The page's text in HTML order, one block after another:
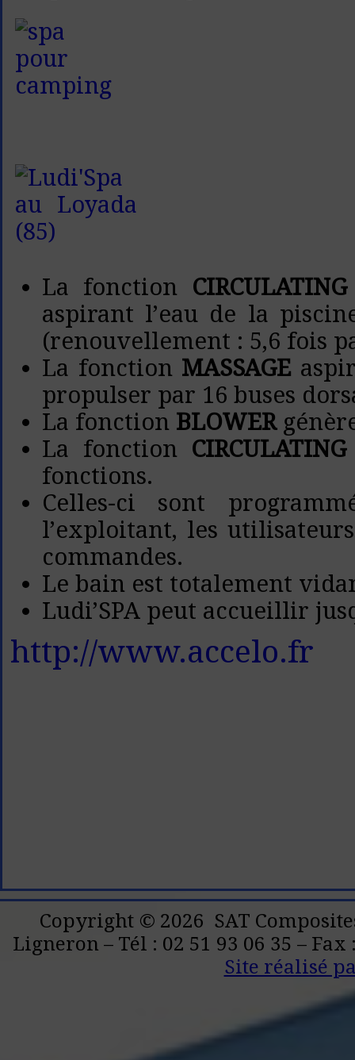
La fonction CIRCULATING
aspirant l’eau de la
(renouvellement : 5,6 fois
La fonction MASSAGE
propulser par 16 buses
La fonction BLOWER
La fonction CIRCULATING
fonctions.
Celles-ci sont
l’exploitant, les
commandes.
Le bain est totalement
Ludi’SPA peut accueillir
http://www.accelo.fr
Copyright © 2026 SAT
Ligneron – Tél : 02 51 93 06 35 – Fax
Site réalisé